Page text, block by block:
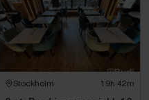
Stockholm 19h 42m